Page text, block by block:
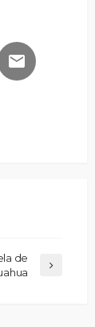
de